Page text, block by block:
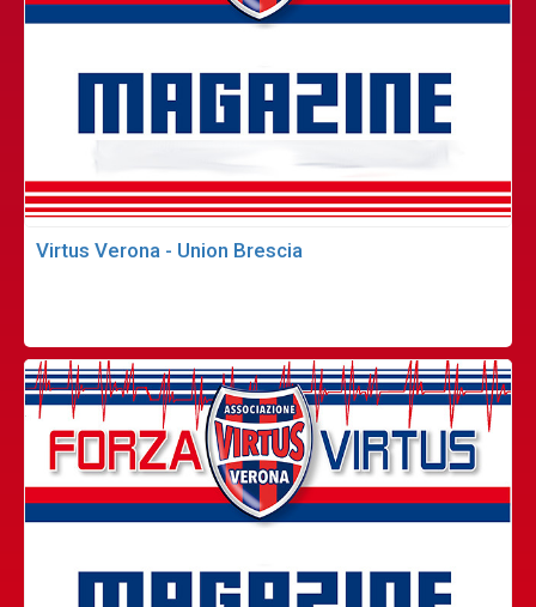
Virtus Verona - Union Brescia